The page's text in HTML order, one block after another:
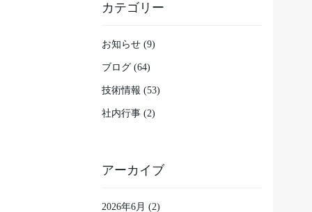
カテゴリー
お知らせ (9)
ブログ (64)
技術情報 (53)
社内行事 (2)
アーカイブ
2026年6月 (2)